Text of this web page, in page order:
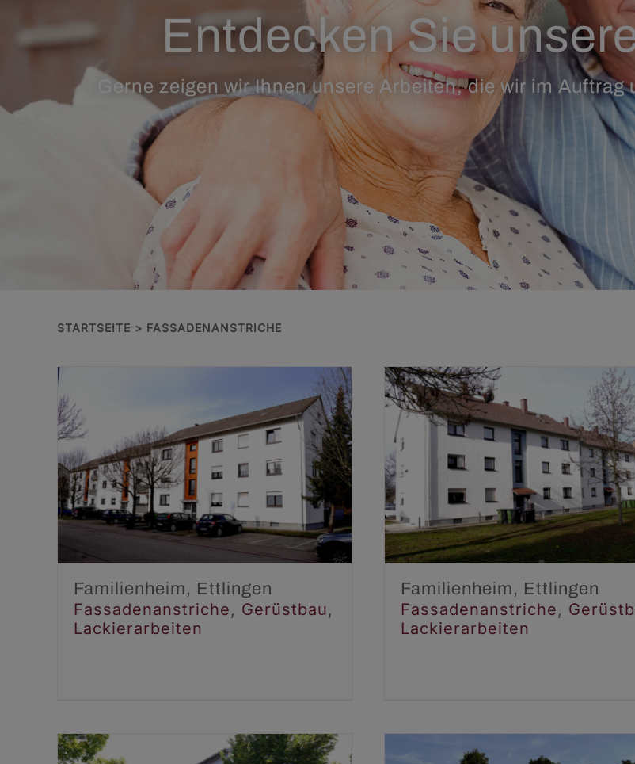
Entdecken Sie
Gerne zeigen wir Ihnen unsere Arbeiten, die wir im
STARTSEITE FASSADENANSTRICHE
Familienheim, Ettlingen
Fassadenanstriche Gerüstbau Lackierarbeiten
Familienheim, Ettlingen
Fassadenanstriche, Gerüstbau,
Lackierarbeiten
Familienheim,
Fassadenanstriche Gerüstbau
Familienheim, Ettlingen
Fassadenanstriche,
Lackierarbeiten